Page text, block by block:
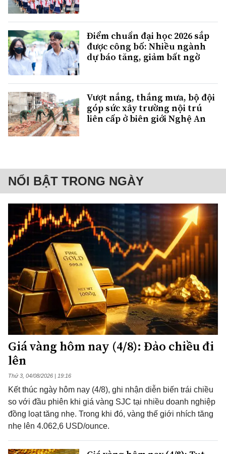
Điểm chuẩn đại học 2026 sắp
được công bố: Nhiều ngành
dự báo tăng, giảm bất ngờ
Vượt nắng, thắng mưa, bộ đội
góp sức xây trường nội trú
liên cấp ở biên giới Nghệ An
NỔI BẬT TRONG NGÀY
Giá vàng hôm nay (4/8): Đảo chiều đi
lên
Thứ 3, 04/08/2026 | 19:16
Kết thúc ngày hôm nay (4/8), ghi nhận diễn biến trái chiều
so với đầu phiên khi giá vàng SJC tại nhiều doanh nghiệp
đồng loạt tăng nhẹ. Trong khi đó, vàng thế giới nhích tăng
nhẹ lên 4.062,6 USD/ounce.